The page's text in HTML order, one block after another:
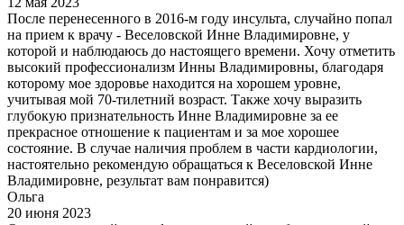
После перенесенного в 2016-м году инсульта, случайно попал
на прием к врачу - Веселовской Инне Владимировне, у
которой и наблюдаюсь до настоящего времени. Хочу отметить
высокий профессионализм Инны Владимировны, благодаря
которому мое здоровье находится на хорошем уровне,
учитывая мой 70-тилетний возраст. Также хочу выразить
глубокую признательность Инне Владимировне за ее
прекрасное отношение к пациентам и за мое хорошее
состояние. В случае наличия проблем в части кардиологии,
настоятельно рекомендую обращаться к Веселовской Инне
Владимировне, результат вам понравится)
Ольга
20 июня 2023